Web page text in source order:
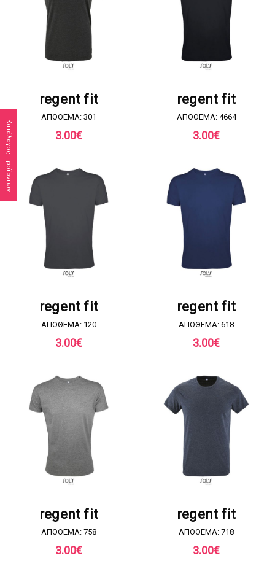
Κατάλογος προϊόντων
regent fit
ΑΠΟΘΕΜΑ: 301
3.00€
regent fit
ΑΠΟΘΕΜΑ: 4664
3.00€
regent fit
ΑΠΟΘΕΜΑ: 120
3.00€
regent fit
ΑΠΟΘΕΜΑ: 618
3.00€
regent fit
ΑΠΟΘΕΜΑ: 758
3.00€
regent fit
ΑΠΟΘΕΜΑ: 718
3.00€